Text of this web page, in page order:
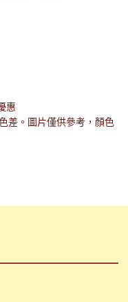
惠
差。圖片僅供參考，顏色